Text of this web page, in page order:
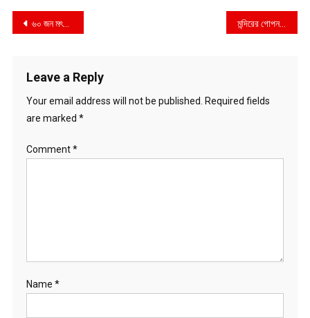
Post
৬০ জন মৎসজীবির মাঝে বকনা বাছুর বিতরন করলেন গোপালগঞ্জ-২ আসনের সংসদ সদস্য মন্দিরের গোপন কক্ষ থেকে নিয়ন্ত্রণের অভিযোগ : রতন মণ্ডলকে ঘিরে উত্তাল ঢাকা হরিমন্দির
Leave a Reply
Your email address will not be published.
Required fields
are marked *
Comment*
Name *